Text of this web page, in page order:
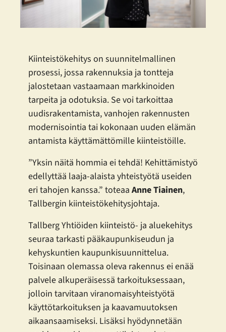
Kiinteistökehitys on suunnitelmallinen
prosessi, jossa rakennuksia ja tontteja
jalostetaan vastaamaan markkinoiden
tarpeita ja odotuksia. Se voi tarkoittaa
uudisrakentamista, vanhojen rakennusten
modernisointia tai kokonaan uuden elämän
antamista käyttämättömille kiinteistöille.
”Yksin näitä hommia ei tehdä! Kehittämistyö
edellyttää laaja-alaista yhteistyötä useiden
eri tahojen kanssa.” toteaa Anne Tiainen,
Tallbergin kiinteistökehitysjohtaja.
Tallberg Yhtiöiden kiinteistö- ja aluekehitys
seuraa tarkasti pääkaupunkiseudun ja
kehyskuntien kaupunkisuunnittelua.
Toisinaan olemassa oleva rakennus ei enää
palvele alkuperäisessä tarkoituksessaan,
jolloin tarvitaan viranomaisyhteistyötä
käyttötarkoituksen ja kaavamuutoksen
aikaansaamiseksi. Lisäksi hyödynnetään